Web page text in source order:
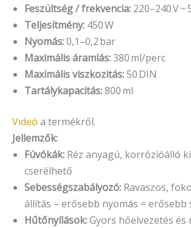
Feszültség / frekvencia: 220–240 V ~
Teljesítmény: 450 W
Nyomás:0,1–0,2 bar
Maximális áramlás:380 ml/perc
Maximális viszkozitás:50 DIN
Tartálykapacitás:800 ml
Videó a termékről.
Jellemzők:
Fúvókák: Réz anyagú, korrózióálló
cserélhető
Sebességszabályozó: Ravaszos,
állítás – erősebb nyomás = erősebb
Hűtőnyílások:Gyors hőelvezetés és